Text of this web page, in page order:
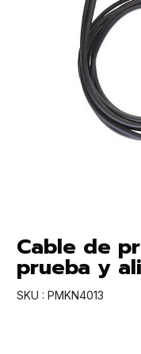
Cable de
prueba y
SKU : PMKN4013